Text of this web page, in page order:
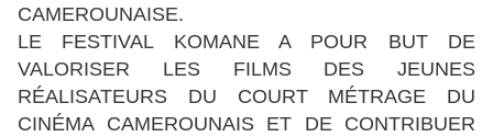
CAMEROUNAISE.
LE FESTIVAL KOMANE A POUR BUT DE
VALORISER LES FILMS DES JEUNES
RÉALISATEURS DU COURT MÉTRAGE DU
CINÉMA CAMEROUNAIS ET DE CONTRIBUER